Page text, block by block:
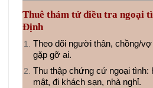
Thuê thám tử điều tra ngoại
Định
Theo dõi người thân, chồng/
gặp gỡ ai.
Thu thập chứng cứ ngoại tình:
mật, đi khách sạn, nhà nghỉ.